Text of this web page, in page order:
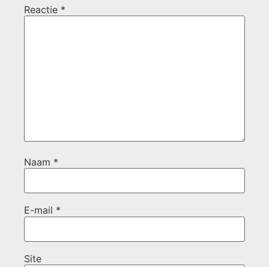
Reactie *
Naam *
E-mail *
Site